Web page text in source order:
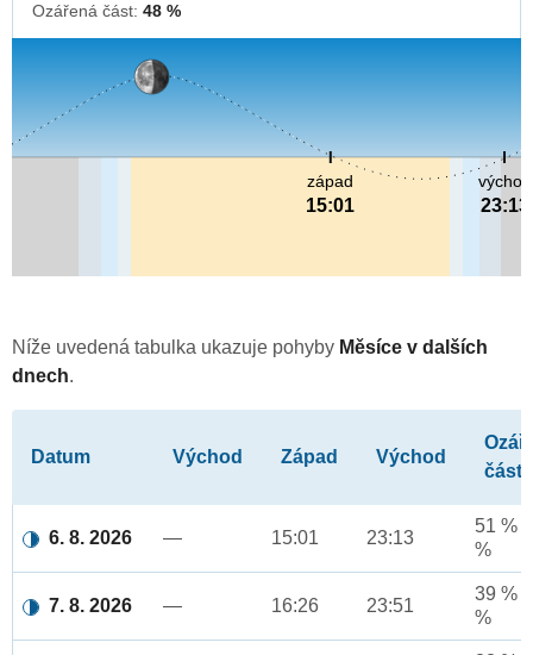
Ozářená část: 48 %
východ
23:13
západ
15:01
Níže uvedená tabulka ukazuje pohyby Měsíce v dalších
dnech.
Datum Východ Západ Východ
část
6. 8. 2026 — 15:01 23:13
51 %
%
7. 8. 2026 — 16:26 23:51
39 %
%